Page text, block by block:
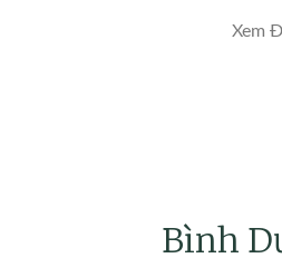
Xem
Bình